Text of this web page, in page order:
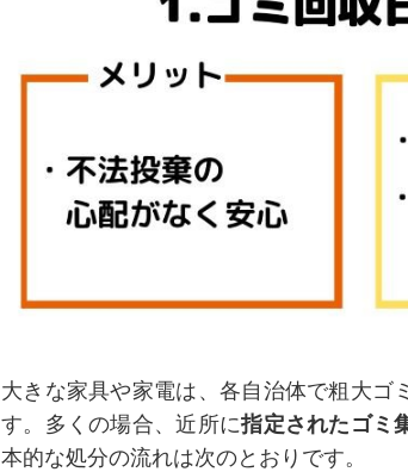
大きな家具や家電は、各自治体で粗大ゴ
す。多くの場合、近所に指定されたゴミ
本的な処分の流れは次のとおりです。